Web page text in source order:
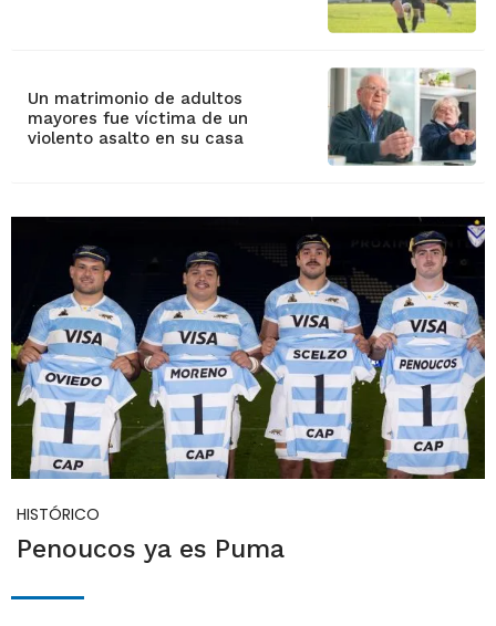
Un matrimonio de adultos
mayores fue víctima de un
violento asalto en su casa
HISTÓRICO
Penoucos ya es Puma